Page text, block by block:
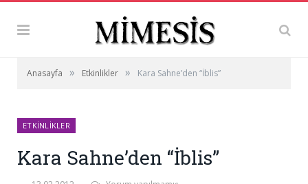
Anasayfa » Etkinlikler » Kara Sahne’den “İblis”
ETKINLIKLER
Kara Sahne’den “İblis”